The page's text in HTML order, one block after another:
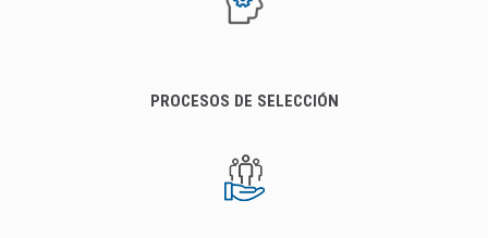
PROCESOS DE SELECCIÓN